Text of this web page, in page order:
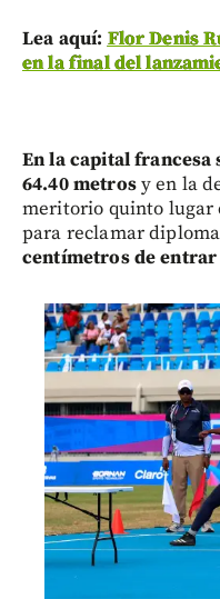
Lea aquí: Flor Denis
en la final del
En la capital
64.40 metrosy en la
meritorio quinto lugar
para reclamar
centímetros de